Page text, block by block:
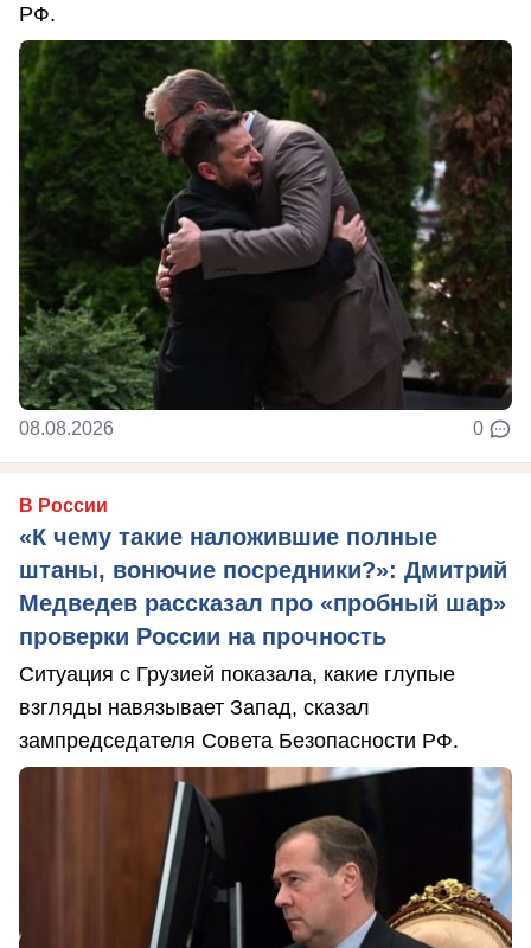
РФ.
08.08.2026 0
В России
«К чему такие наложившие полные
штаны, вонючие посредники?»: Дмитрий
Медведев рассказал про «пробный шар»
проверки России на прочность
Ситуация с Грузией показала, какие глупые
взгляды навязывает Запад, сказал
зампредседателя Совета Безопасности РФ.